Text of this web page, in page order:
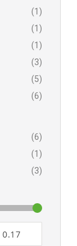
1
product
1
product
1
product
3
producten
5
producten
6
producten
6
producten
1
product
3
producten